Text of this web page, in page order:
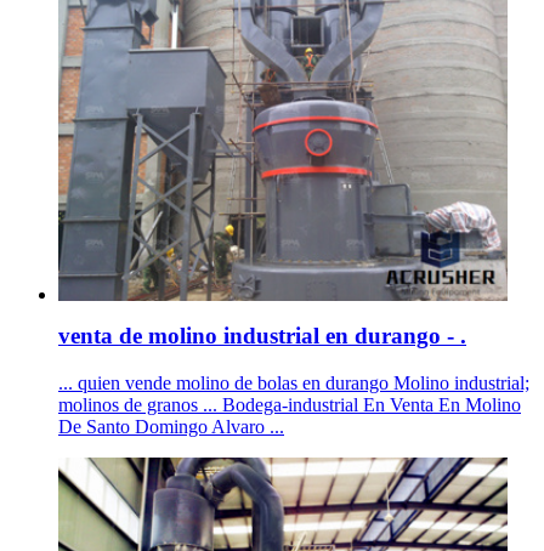
venta de molino industrial en durango - .
... quien vende molino de bolas en durango Molino industrial;
molinos de granos ... Bodega-industrial En Venta En Molino
De Santo Domingo Alvaro ...